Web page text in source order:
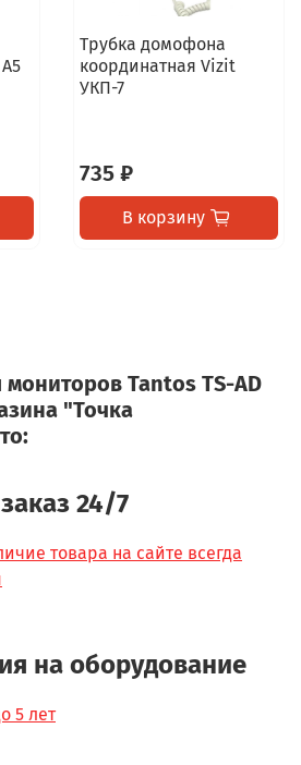
Трубка домофона
координатная Vizit
УКП-7
735 ₽
В корзину
мониторов Tantos TS-AD
"Точка
24/7
товара на сайте всегда
на оборудование
5 лет